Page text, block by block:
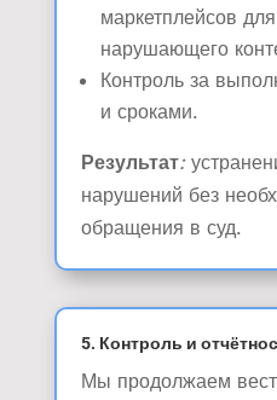
маркетплейсов
нарушающего
Контроль за
и сроками.
Результат:
нарушений без
обращения в суд.
5. Контроль и
Мы продолжаем